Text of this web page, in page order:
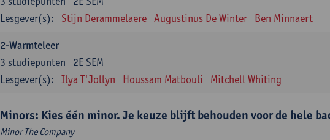
Lesgever(s):
Stijn Derammelaere Augustinus De Winter Ben Minnaert
2-Warmteleer
2E SEM
3 studiepunten
Lesgever(s):
Ilya T'Jollyn Houssam Matbouli Mitchell Whiting
Minors: Kies één minor. Je keuze blijft behouden voor de hele
Minor The Company